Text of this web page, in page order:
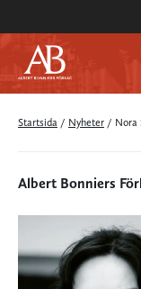
Startsida / Nyheter / Nora
Albert Bonniers